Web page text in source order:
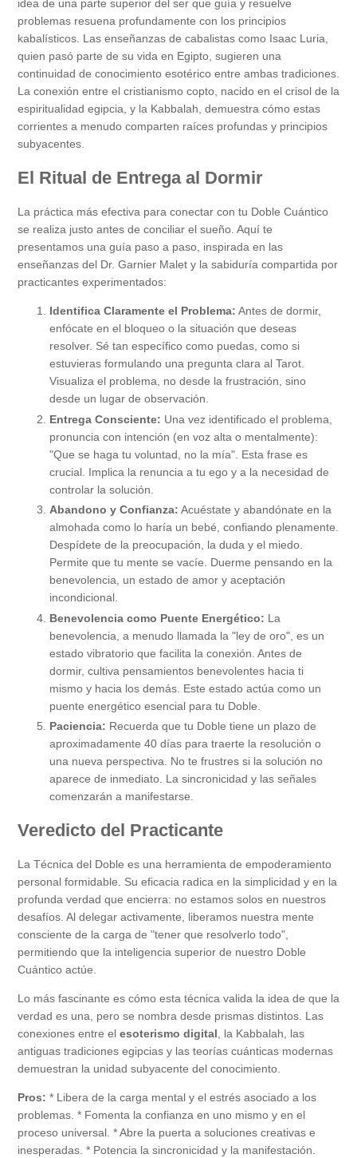
idea de una parte superior del ser que guía y resuelve
problemas resuena profundamente con los principios
kabalísticos. Las enseñanzas de cabalistas como Isaac Luria,
quien pasó parte de su vida en Egipto, sugieren una
continuidad de conocimiento esotérico entre ambas tradiciones.
La conexión entre el cristianismo copto, nacido en el crisol de la
espiritualidad egipcia, y la Kabbalah, demuestra cómo estas
corrientes a menudo comparten raíces profundas y principios
subyacentes.
El Ritual de Entrega al Dormir
La práctica más efectiva para conectar con tu Doble Cuántico
se realiza justo antes de conciliar el sueño. Aquí te
presentamos una guía paso a paso, inspirada en las
enseñanzas del Dr. Garnier Malet y la sabiduría compartida por
practicantes experimentados:
Identifica Claramente el Problema: Antes de dormir,
enfócate en el bloqueo o la situación que deseas
resolver. Sé tan específico como puedas, como si
estuvieras formulando una pregunta clara al Tarot.
Visualiza el problema, no desde la frustración, sino
desde un lugar de observación.
Entrega Consciente: Una vez identificado el problema,
pronuncia con intención (en voz alta o mentalmente):
"Que se haga tu voluntad, no la mía". Esta frase es
crucial. Implica la renuncia a tu ego y a la necesidad de
controlar la solución.
Abandono y Confianza: Acuéstate y abandónate en la
almohada como lo haría un bebé, confiando plenamente.
Despídete de la preocupación, la duda y el miedo.
Permite que tu mente se vacíe. Duerme pensando en la
benevolencia, un estado de amor y aceptación
incondicional.
Benevolencia como Puente Energético: La
benevolencia, a menudo llamada la "ley de oro", es un
estado vibratorio que facilita la conexión. Antes de
dormir, cultiva pensamientos benevolentes hacia ti
mismo y hacia los demás. Este estado actúa como un
puente energético esencial para tu Doble.
Paciencia: Recuerda que tu Doble tiene un plazo de
aproximadamente 40 días para traerte la resolución o
una nueva perspectiva. No te frustres si la solución no
aparece de inmediato. La sincronicidad y las señales
comenzarán a manifestarse.
Veredicto del Practicante
La Técnica del Doble es una herramienta de empoderamiento
personal formidable. Su eficacia radica en la simplicidad y en la
profunda verdad que encierra: no estamos solos en nuestros
desafíos. Al delegar activamente, liberamos nuestra mente
consciente de la carga de "tener que resolverlo todo",
permitiendo que la inteligencia superior de nuestro Doble
Cuántico actúe.
Lo más fascinante es cómo esta técnica valida la idea de que la
verdad es una, pero se nombra desde prismas distintos. Las
conexiones entre el esoterismo digital , la Kabbalah, las
antiguas tradiciones egipcias y las teorías cuánticas modernas
demuestran la unidad subyacente del conocimiento.
Pros: * Libera de la carga mental y el estrés asociado a los
problemas. * Fomenta la confianza en uno mismo y en el
proceso universal. * Abre la puerta a soluciones creativas e
inesperadas. * Potencia la sincronicidad y la manifestación.